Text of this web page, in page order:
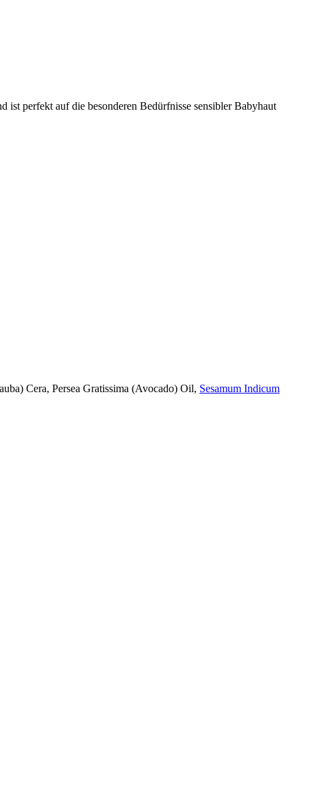
ist perfekt auf die besonderen Bedürfnisse sensibler Babyhaut
Cera, Persea Gratissima (Avocado) Oil, Sesamum Indicum